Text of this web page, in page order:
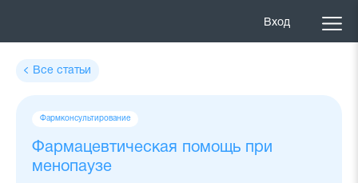
Вход
Все статьи
Фармацевтическая помощь при
менопаузе
Теги
Фармконсультирование